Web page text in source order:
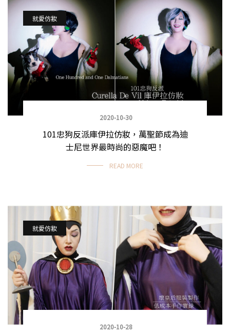
就愛仿妝
2020-10-30
101忠狗反派庫伊拉仿妝，萬聖節成為迪
士尼世界最時尚的惡魔吧！
READ MORE
就愛仿妝
2020-10-28